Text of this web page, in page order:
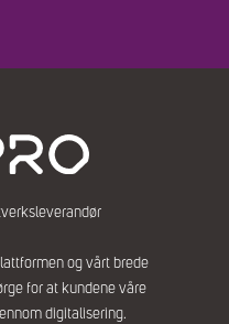
og vårt brede
for at kundene våre
digitalisering.